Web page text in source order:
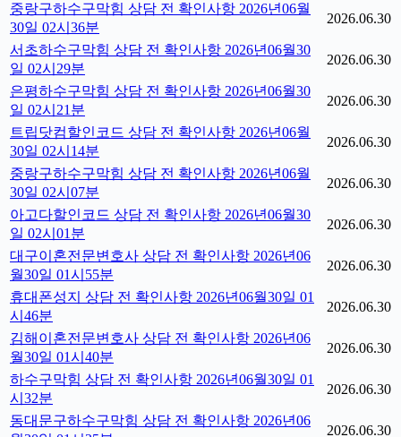
중랑구하수구막힘 상담 전 확인사항 2026년06월
30일 02시36분
2026.06.30
서초하수구막힘 상담 전 확인사항 2026년06월30
일 02시29분
2026.06.30
은평하수구막힘 상담 전 확인사항 2026년06월30
일 02시21분
2026.06.30
트립닷컴할인코드 상담 전 확인사항 2026년06월
30일 02시14분
2026.06.30
중랑구하수구막힘 상담 전 확인사항 2026년06월
30일 02시07분
2026.06.30
아고다할인코드 상담 전 확인사항 2026년06월30
일 02시01분
2026.06.30
대구이혼전문변호사 상담 전 확인사항 2026년06
월30일 01시55분
2026.06.30
휴대폰성지 상담 전 확인사항 2026년06월30일 01
시46분
2026.06.30
김해이혼전문변호사 상담 전 확인사항 2026년06
월30일 01시40분
2026.06.30
하수구막힘 상담 전 확인사항 2026년06월30일 01
시32분
2026.06.30
동대문구하수구막힘 상담 전 확인사항 2026년06
2026.06.30